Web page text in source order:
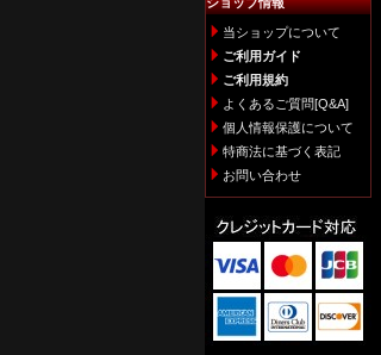
当ショップについて
ご利用ガイド
ご利用規約
よくあるご質問[Q&A]
個人情報保護について
特商法に基づく表記
お問い合わせ